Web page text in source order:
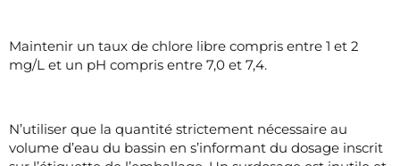
Maintenir un taux de chlore libre compris entre 1 et 2
mg/L et un pH compris entre 7,0 et 7,4.
N’utiliser que la quantité strictement nécessaire au
volume d’eau du bassin en s’informant du dosage inscrit